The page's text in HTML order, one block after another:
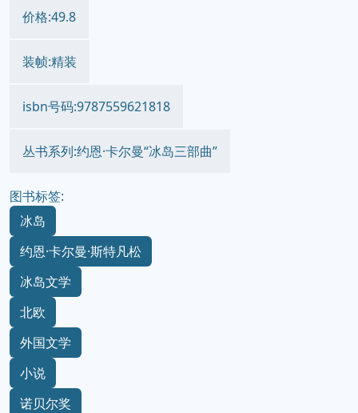
价格:49.8
装帧:精装
isbn号码:9787559621818
丛书系列:约恩·卡尔曼“冰岛三部曲”
图书标签:
冰岛
约恩·卡尔曼·斯特凡松
冰岛文学
北欧
外国文学
小说
诺贝尔奖